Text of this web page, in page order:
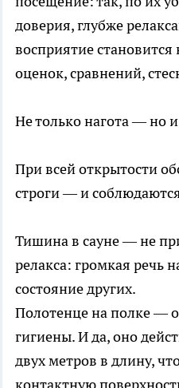
доверия, глубже
восприятие
оценок, сравнений,
Не только нагота — но
При всей открытости
строги — и
Тишина в сауне — не
релакса: громкая речь
состояние других.
Полотенце на полке —
гигиены. И да, оно
двух метров в длину,
контактную